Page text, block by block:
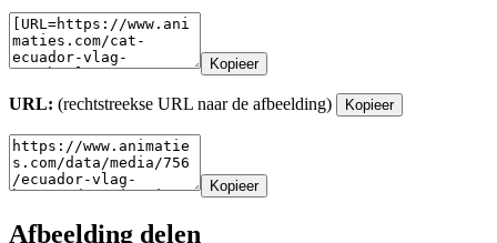
Kopieer
URL: (rechtstreekse URL naar de afbeelding) Kopieer
Kopieer
Afbeelding delen